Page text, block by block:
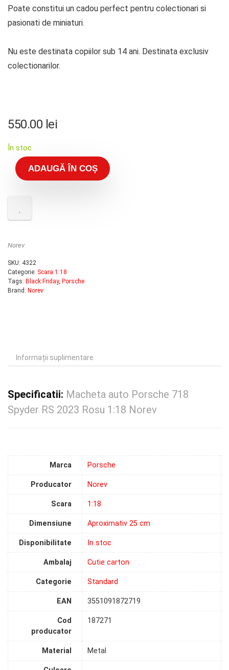
Poate constitui un cadou perfect pentru colectionari si
pasionati de miniaturi.
Nu este destinata copiilor sub 14 ani. Destinata exclusiv
colectionarilor.
550.00 lei
În stoc
ADAUGĂ ÎN COȘ
Norev
SKU: 4322
Categorie: Scara 1:18
Tags: Black Friday, Porsche
Brand: Norev
Informații suplimentare
Specificatii: Macheta auto Porsche 718
Spyder RS 2023 Rosu 1:18 Norev
Marca Porsche
Producator Norev
Scara 1:18
Dimensiune Aproximativ 25 cm
Disponibilitate In stoc
Ambalaj Cutie carton
Categorie Standard
EAN 3551091872719
Cod
producator
187271
Material Metal